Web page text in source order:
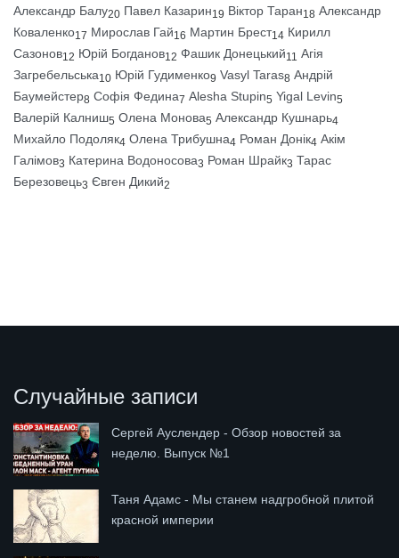
Александр Балу20 Павел Казарин19 Віктор Таран18 Александр
Коваленко17 Мирослав Гай16 Мартин Брест14 Кирилл
Сазонов12 Юрій Богданов12 Фашик Донецький11 Агія
Загребельська10 Юрій Гудименко9 Vasyl Taras8 Андрій
Баумейстер8 Софія Федина7 Alesha Stupin5 Yigal Levin5
Валерій Калниш5 Олена Монова5 Александр Кушнарь4
Михайло Подоляк4 Олена Трибушна4 Роман Донік4 Акім
Галімов3 Катерина Водоносова3 Роман Шрайк3 Тарас
Березовець3 Євген Дикий2
Случайные записи
Сергей Ауслендер - Обзор новостей за
неделю. Выпуск №1
Таня Адамс - Мы станем надгробной плитой
красной империи